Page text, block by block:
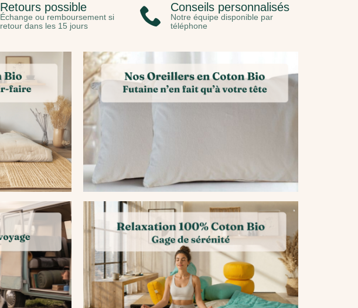
Retours possible
Échange ou remboursement si
retour dans les 15 jours
Conseils personnalisés
Notre équipe disponible par
téléphone